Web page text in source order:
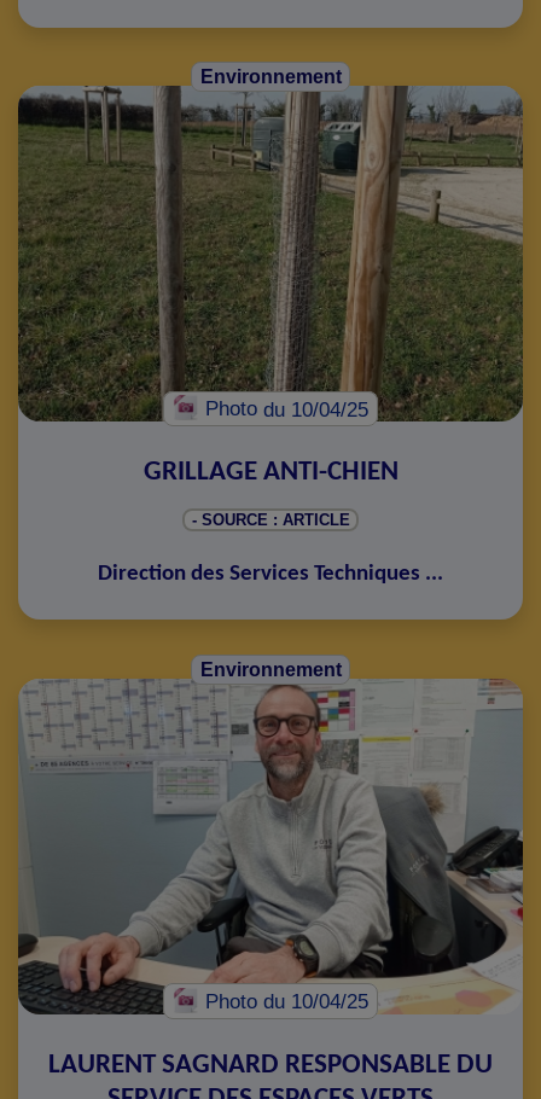
Environnement
Photo du 10/04/25
GRILLAGE ANTI-CHIEN
- SOURCE : ARTICLE
Direction des Services Techniques ...
Environnement
Photo du 10/04/25
LAURENT SAGNARD RESPONSABLE DU